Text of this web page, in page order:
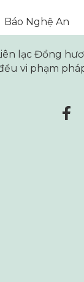
Báo Nghệ An
lạc Đồng
vi phạm